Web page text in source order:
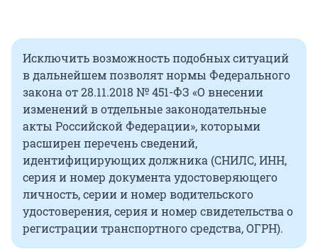
Исключить возможность подобных ситуаций
в дальнейшем позволят нормы Федерального
закона от 28.11.2018 № 451-ФЗ «О внесении
изменений в отдельные законодательные
акты Российской Федерации», которыми
расширен перечень сведений,
идентифицирующих должника (СНИЛС, ИНН,
серия и номер документа удостоверяющего
личность, серии и номер водительского
удостоверения, серия и номер свидетельства о
регистрации транспортного средства, ОГРН).